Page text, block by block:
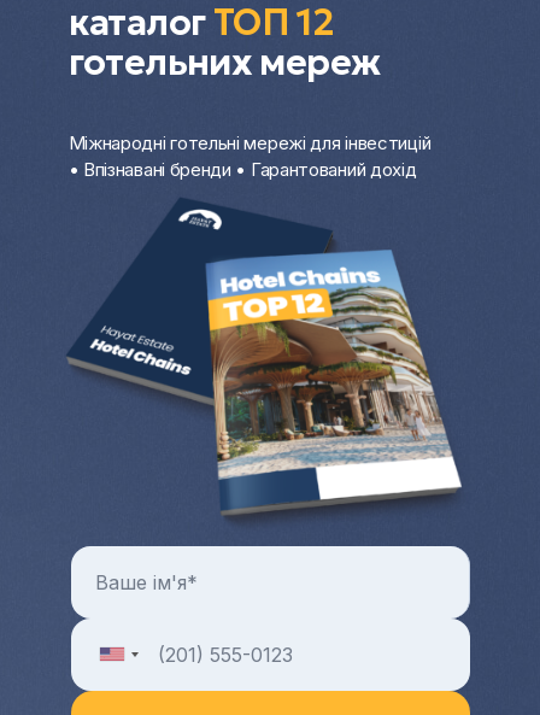
каталогТОП 12
готельних мереж
Міжнародні готельні мережі для інвестицій
• Впізнавані бренди • Гарантований дохід